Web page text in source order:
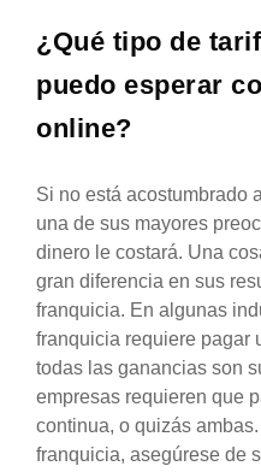
¿Qué tipo de
puedo esperar
online?
Si no está acostumbrado
una de sus mayores
dinero le costará. Una
gran diferencia en sus
franquicia. En algunas
franquicia requiere pagar
todas las ganancias son
empresas requieren que
continua, o quizás
franquicia, asegúrese de